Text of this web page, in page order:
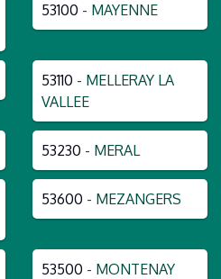
53100 - MAYENNE
53110 - MELLERAY LA
VALLEE
53230 - MERAL
53600 - MEZANGERS
53500 - MONTENAY